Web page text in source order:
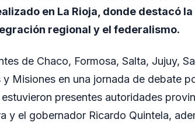
en La Rioja, donde destacó
regional y el federalismo.
de Chaco, Formosa, Salta, Jujuy,
y Misiones en una jornada de debate
presentes autoridades
y el gobernador Ricardo Quintela,